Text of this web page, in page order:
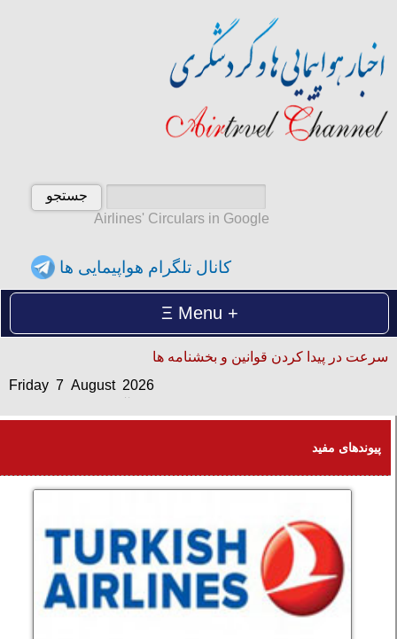
Airlines' Circulars in Google
کانال تلگرام هواپیمایی ها
Menu
سرعت در پیدا کردن قوانین و بخشنامه ها
Friday 7 August 2026
Friday 7 August 2026
پیوندهای مفید